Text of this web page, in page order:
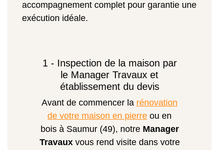
accompagnement complet pour garantie une
exécution idéale.
1 - Inspection de la maison par
le Manager Travaux et
établissement du devis
Avant de commencer la rénovation
de votre maison en pierre ou en
bois à Saumur (49), notre Manager
Travauxvous rend visite dans votre